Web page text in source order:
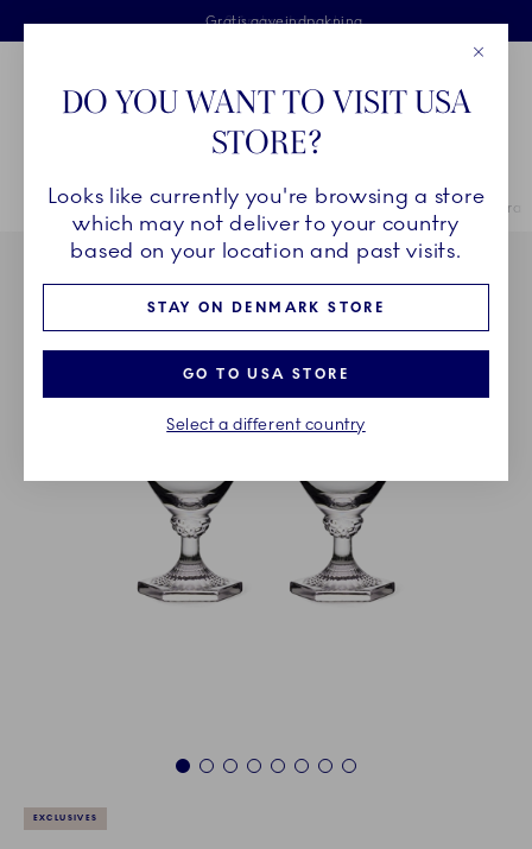
Skip Navigation
Fri levering ved køb over 500 kr. og fri retur
Gratis gaveindpakning
2 års brudgaranti
Royal Copenhagen
Breadcrumb Headlinesss
HjemSTEL Royal Copenhagen Exclusives Stel Aurora Aurora
1 2 3 4 5 6 7 8
EXCLUSIVES
DO YOU WANT TO VISIT USA
STORE?
Looks like currently you're browsing a store
which may not deliver to your country
based on your location and past visits.
STAY ON DENMARK STORE
GO TO USA STORE
Select a different country